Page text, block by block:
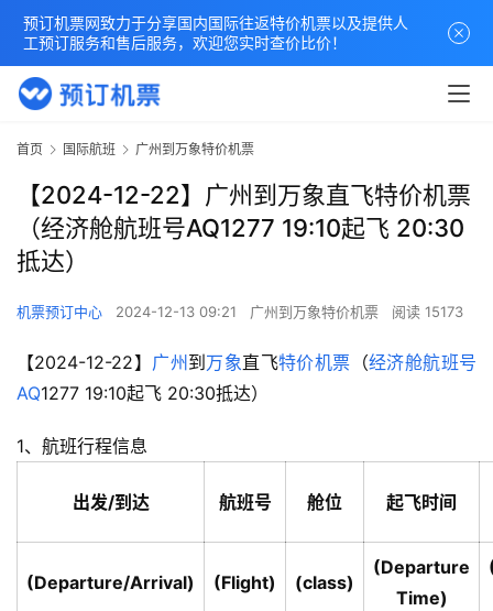
首页 国际航班 广州到万象特价机票
【2024-12-22】广州到万象直飞特价机票
（经济舱航班号AQ1277 19:10起飞 20:30
抵达）
机票预订中心 2024-12-13 09:21 广州到万象特价机票 阅读 15173
【2024-12-22】 广州 到 万象直飞特价机票 （经济舱航班号
AQ1277 19:10起飞 20:30抵达）
1、航班行程信息
出发/到达 航班号 舱位 起飞时间
(Departure/Arrival) (Flight) (class)
(Departure
Time)
预订机票网致力于分享国内国际往返特价机票以及提供人
工预订服务和售后服务，欢迎您实时查价比价！